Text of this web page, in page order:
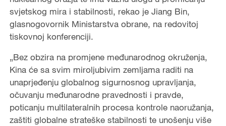
svjetskog mira i stabilnosti, rekao je Jiang Bin,
glasnogovornik Ministarstva obrane, na redovitoj
tiskovnoj konferenciji.
„Bez obzira na promjene međunarodnog okruženja,
Kina će sa svim miroljubivim zemljama raditi na
unaprjeđenju globalnog sigurnosnog upravljanja,
očuvanju međunarodne pravednosti i pravde,
poticanju multilateralnih procesa kontrole naoružanja,
zaštiti globalne strateške stabilnosti te unošenju više